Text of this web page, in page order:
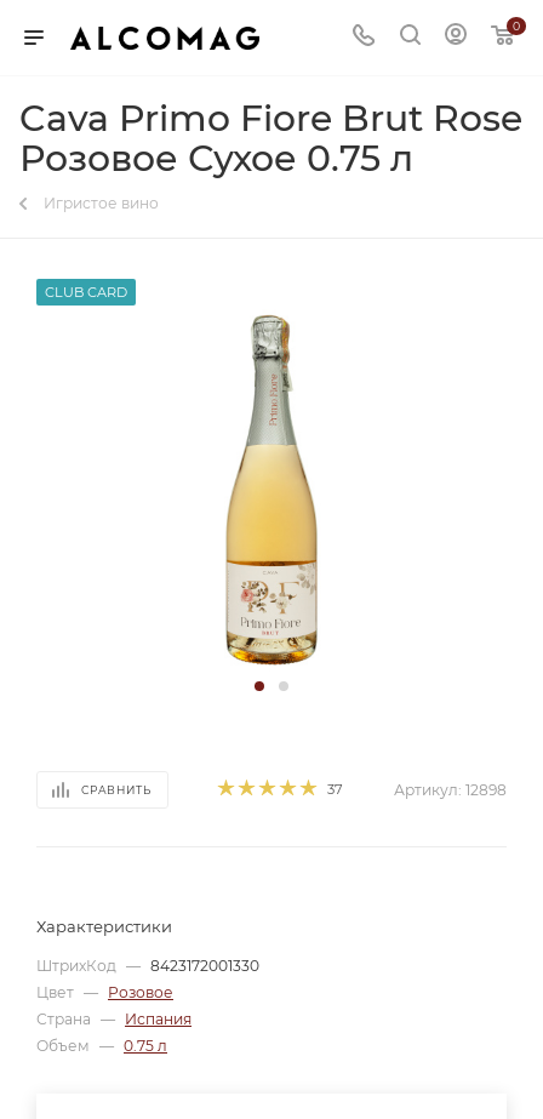
0
Cava Primo Fiore Brut Rose
Розовое Сухое 0.75 л
Игристое вино
CLUB CARD
СРАВНИТЬ 37 Артикул: 12898
Характеристики
ШтрихКод — 8423172001330
Цвет — Розовое
Страна — Испания
Объем — 0.75 л